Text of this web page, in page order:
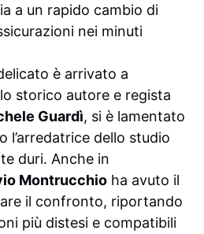
a un rapido cambio di
nei minuti
è arrivato a
storico autore e regista
Guardì, si è lamentato
l’arredatrice dello studio
duri. Anche in
Montrucchio ha avuto il
il confronto, riportando
più distesi e compatibili